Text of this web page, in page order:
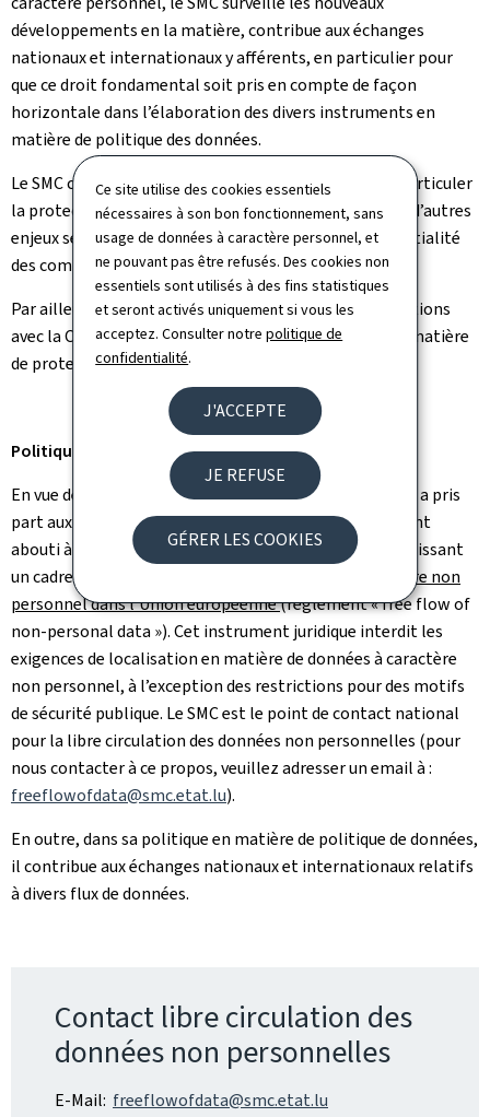
Ce site utilise des cookies essentiels
nécessaires à son bon fonctionnement, sans
usage de données à caractère personnel, et
ne pouvant pas être refusés. Des cookies non
essentiels sont utilisés à des fins statistiques
et seront activés uniquement si vous les
acceptez. Consulter notrepolitique de
confidentialité.
J'ACCEPTE
JE REFUSE
GÉRER LES COOKIES
développements en la matière, contribue aux échanges
nationaux et internationaux y afférents, en particulier pour
que ce droit fondamental soit pris en compte de façon
horizontale dans l’élaboration des divers instruments en
matière de politique des données.
Le SMC contribue aussi aux échanges lorsqu’il s’agit d’articuler
la protection des données à caractère personnel avec d’autres
enjeux sectoriels, par exemple concernant la confidentialité
des communications électroniques.
Par ailleurs, le SMC se charge d’assurer le suivi des relations
avec la CNPD, l’autorité de contrôle indépendante en matière
de protection des données à caractère personnel.
Politique des données
En vue de libérer davantage les flux de données, le SMC a pris
part aux travaux au niveau de l’Union européenne qui ont
abouti à l’adoption durèglement (UE) 2018/1807
établissant
un cadre applicable au
libre flux des données à caractère non
personnel dans l'Union européenne(règlement « free flow of
non-personal data »). Cet instrument juridique interdit les
exigences de localisation en matière de données à caractère
non personnel, à l’exception des restrictions pour des motifs
de sécurité publique. Le SMC est le point de contact national
pour la libre circulation des données non personnelles (pour
nous contacter à ce propos, veuillez adresser un email à :
freeflowofdata@smc.etat.lu).
En outre, dans sa politique en matière de politique de données,
il contribue aux échanges nationaux et internationaux relatifs
à divers flux de données.
Contact libre circulation des
données non personnelles
E-Mail: freeflowofdata@smc.etat.lu